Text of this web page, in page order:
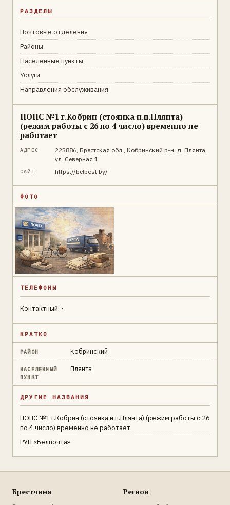
РАЗДЕЛЫ
Почтовые отделения
Районы
Населенные пункты
Услуги
Направления обслуживания
ПОПС №1 г.Кобрин (стоянка н.п.Плянта)
(режим работы с 26 по 4 число) временно не
работает
АДРЕС
225886, Брестская обл., Кобринский р-н, д. Плянта,
ул. Северная 1
САЙТ https://belpost.by/
ФОТО
ТЕЛЕФОНЫ
Контактный: -
КРАТКО
РАЙОН Кобринский
НАСЕЛЕННЫЙ
ПУНКТ
Плянта
ДРУГИЕ НАЗВАНИЯ
ПОПС №1 г.Кобрин (стоянка н.п.Плянта) (режим работы с 26
по 4 число) временно не работает
РУП «Белпочта»
Брестчина Регион